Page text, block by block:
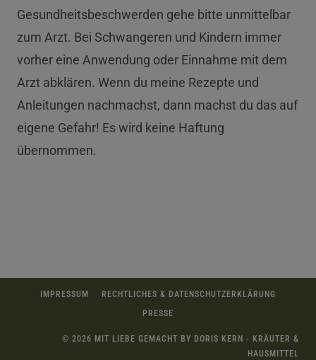
Gesundheitsbeschwerden gehe bitte unmittelbar
zum Arzt. Bei Schwangeren und Kindern immer
vorher eine Anwendung oder Einnahme mit dem
Arzt abklären. Wenn du meine Rezepte und
Anleitungen nachmachst, dann machst du das auf
eigene Gefahr! Es wird keine Haftung
übernommen.
IMPRESSUM
RECHTLICHES & DATENSCHUTZERKLÄRUNG
PRESSE
© 2026 MIT LIEBE GEMACHT BY DORIS KERN - KRÄUTER &
HAUSMITTEL